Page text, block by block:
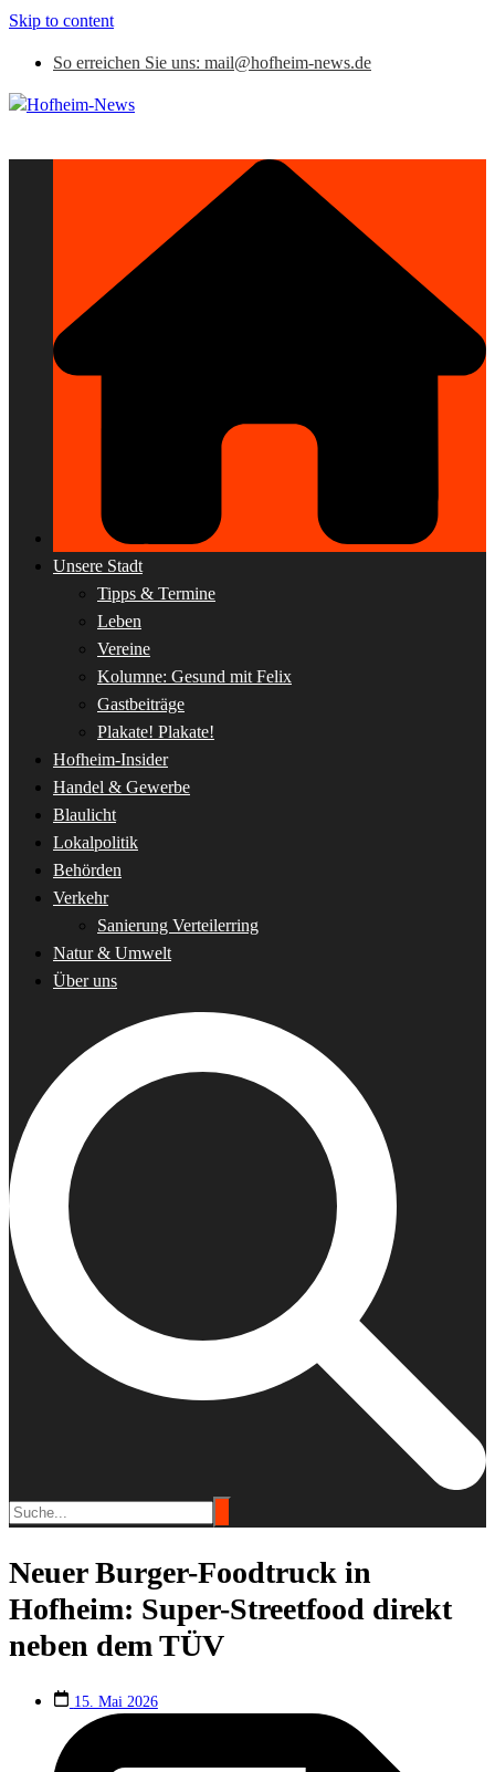
Skip to content
So erreichen Sie uns: mail@hofheim-news.de
Unsere Stadt
Tipps & Termine
Leben
Vereine
Kolumne: Gesund mit Felix
Gastbeiträge
Plakate! Plakate!
Hofheim-Insider
Handel & Gewerbe
Blaulicht
Lokalpolitik
Behörden
Verkehr
Sanierung Verteilerring
Natur & Umwelt
Über uns
Neuer Burger-Foodtruck in
Hofheim: Super-Streetfood direkt
neben dem TÜV
15. Mai 2026